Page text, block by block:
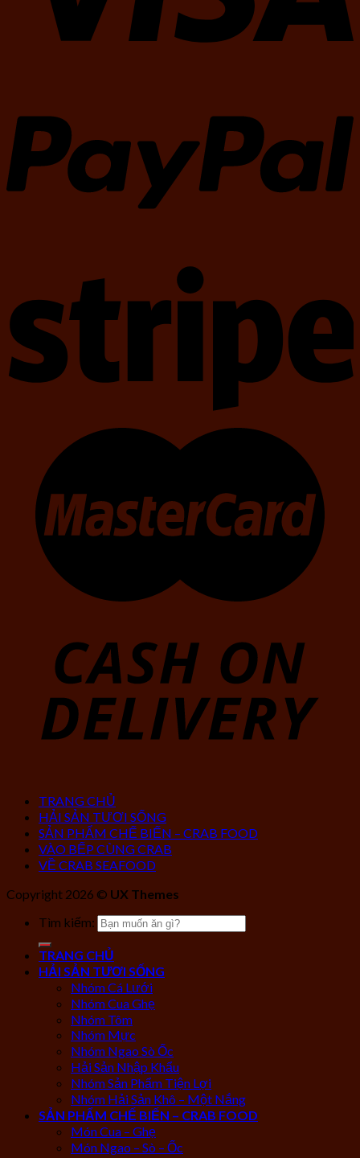
TRANG CHỦ
HẢI SẢN TƯƠI SỐNG
SẢN PHẨM CHẾ BIẾN – CRAB FOOD
VÀO BẾP CÙNG CRAB
VỀ CRAB SEAFOOD
Copyright 2026 © UX Themes
Tìm kiếm:
TRANG CHỦ
HẢI SẢN TƯƠI SỐNG
Nhóm Cá Lưới
Nhóm Cua Ghẹ
Nhóm Tôm
Nhóm Mực
Nhóm Ngao Sò Ốc
Hải Sản Nhập Khẩu
Nhóm Sản Phẩm Tiện Lợi
Nhóm Hải Sản Khô – Một Nắng
SẢN PHẨM CHẾ BIẾN – CRAB FOOD
Món Cua – Ghẹ
Món Ngao – Sò – Ốc